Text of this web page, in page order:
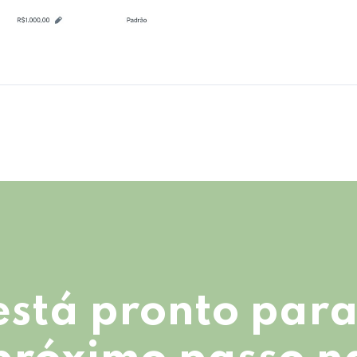
pronto